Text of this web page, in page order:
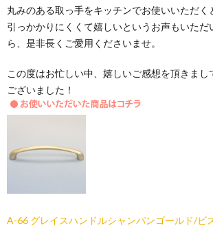
丸みのある取っ手をキッチンでお使いいただく
引っかかりにくくて嬉しいというお声もいただ
ら、是非長くご愛用くださいませ。
この度はお忙しい中、嬉しいご感想を頂きまし
ございました！
A-66 グレイスハンドルシャンパンゴールド/ビ